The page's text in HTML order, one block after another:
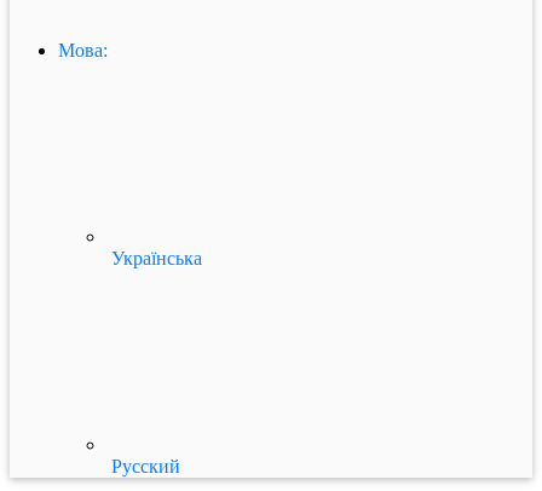
Мова:
Українська
Русский